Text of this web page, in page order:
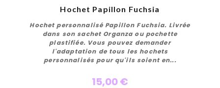
Hochet Papillon Fuchsia
Hochet personnalisé Papillon Fuchsia. Livrée
dans son sachet Organza ou pochette
plastifiée. Vous pouvez demander
l'adaptation de tous les hochets
personnalisés pour qu'ils soient en...
15,00 €